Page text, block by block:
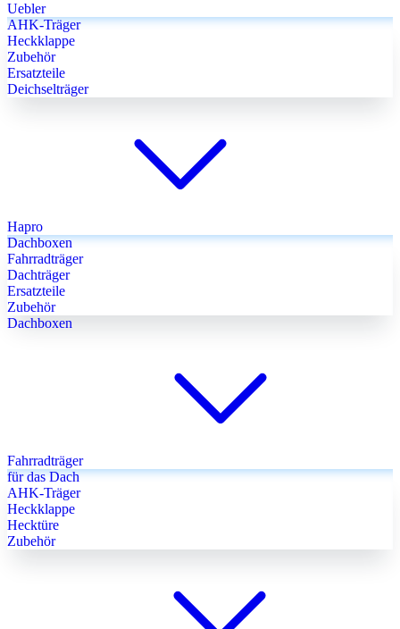
Uebler
AHK-Träger
Heckklappe
Zubehör
Ersatzteile
Deichselträger
Hapro
Dachboxen
Fahrradträger
Dachträger
Ersatzteile
Zubehör
Dachboxen
Fahrradträger
für das Dach
AHK-Träger
Heckklappe
Hecktüre
Zubehör